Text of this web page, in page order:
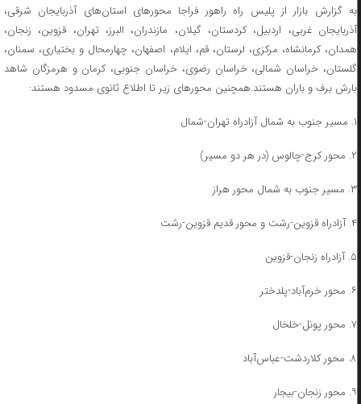
به گزارش بازار از پلیس راه راهور فراجا محورهای استان‌های آذربایجان شرقی،
آذربایجان غربی، اردبیل، کردستان، گیلان، مازندران، البرز، تهران، قزوین، زنجان،
همدان، کرمانشاه، مرکزی، لرستان، قم، ایلام، اصفهان، چهارمحال و بختیاری، سمنان،
گلستان، خراسان شمالی، خراسان رضوی، خراسان جنوبی، کرمان و هرمزگان شاهد
بارش برف و باران هستند.همچنین محورهای زیر تا اطلاع ثانوی مسدود هستند:
۲. محور کرج-چالوس (در هر دو مسیر)
۳. مسیر جنوب به شمال محور هراز
۴. آزادراه قزوین-رشت و محور قدیم قزوین-رشت
۵. آزادراه زنجان-قزوین
۶. محور خرم‌آباد-پلدختر
۷. محور پونل-خلخال
۸. محور کلاردشت-عباس‌آباد
۹. محور زنجان-بیجار